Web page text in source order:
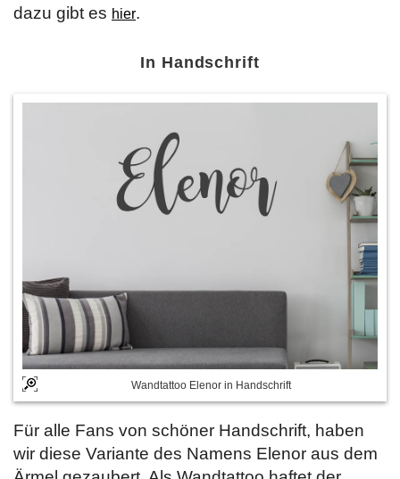
dazu gibt es hier.
In Handschrift
Wandtattoo Elenor in Handschrift
Für alle Fans von schöner Handschrift, haben
wir diese Variante des Namens Elenor aus dem